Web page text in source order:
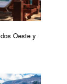
Oeste y